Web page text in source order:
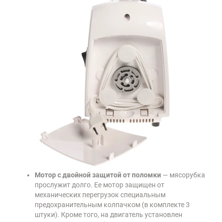
Мотор с двойной защитой от поломки — мясорубка
прослужит долго. Ее мотор защищен от
механических перегрузок специальным
предохранительным колпачком (в комплекте 3
штуки). Кроме того, на двигатель установлен